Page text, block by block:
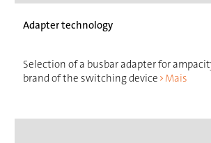
Adapter technology
Selection of a busbar adapter for
brand of the switching device Mais